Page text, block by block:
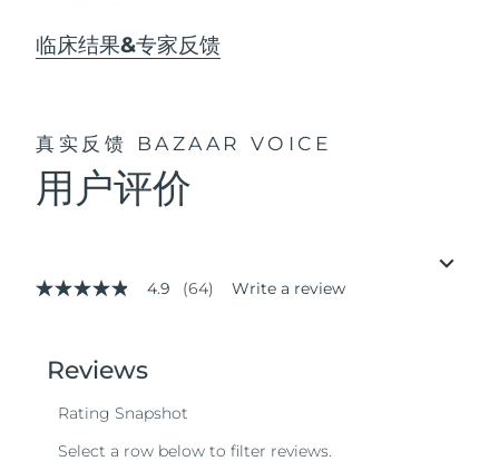
临床结果&专家反馈
真实反馈 BAZAAR VOICE
用户评价
4.9
stars,
average
value.
4.9 (64) Write a review